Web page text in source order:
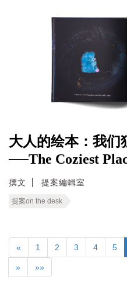
大人的绘本：我们
──The Coziest
撰文 提案編輯室
提案on the desk
« 1 2 3 4 5
» »»